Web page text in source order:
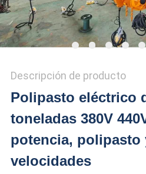
Descripción de producto
Polipasto eléctrico
toneladas 380V
potencia, polipasto
velocidades